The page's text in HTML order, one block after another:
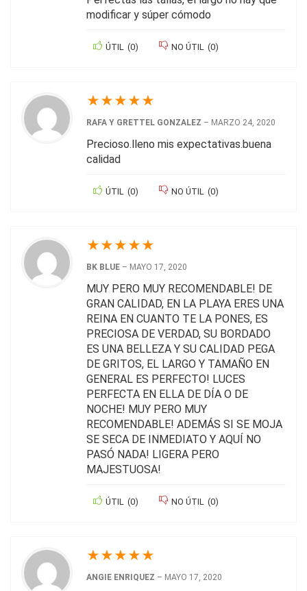
modificar y súper cómodo
ÚTIL (0) NO ÚTIL (0)
★★★★★
RAFA Y GRETTEL GONZALEZ – MARZO 24, 2020
Precioso.lleno mis expectativas.buena
calidad
ÚTIL (0) NO ÚTIL (0)
★★★★★
BK BLUE – MAYO 17, 2020
MUY PERO MUY RECOMENDABLE! DE
GRAN CALIDAD, EN LA PLAYA ERES UNA
REINA EN CUANTO TE LA PONES, ES
PRECIOSA DE VERDAD, SU BORDADO
ES UNA BELLEZA Y SU CALIDAD PEGA
DE GRITOS, EL LARGO Y TAMAÑO EN
GENERAL ES PERFECTO! LUCES
PERFECTA EN ELLA DE DÍA O DE
NOCHE! MUY PERO MUY
RECOMENDABLE! ADEMÁS SI SE MOJA
SE SECA DE INMEDIATO Y AQUÍ NO
PASÓ NADA! LIGERA PERO
MAJESTUOSA!
ÚTIL (0) NO ÚTIL (0)
★★★★★
ANGIE ENRIQUEZ – MAYO 17, 2020